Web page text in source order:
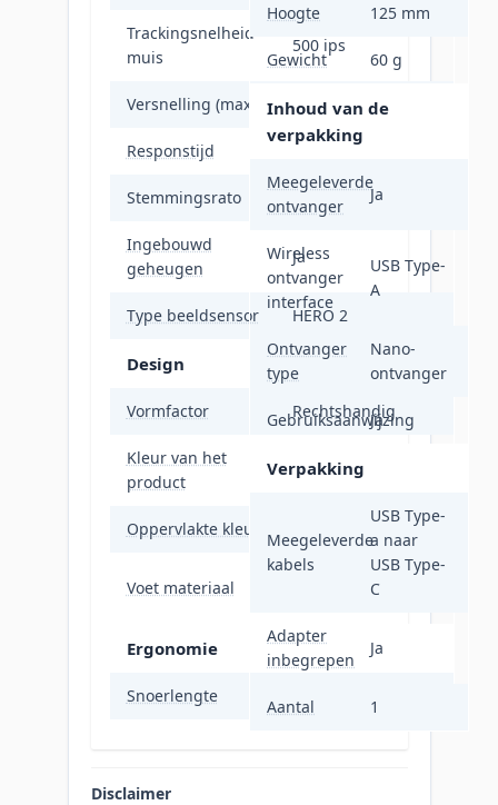
Trackingsnelheid
muis
500 ips
Versnelling (max) 40 G
Responstijd 0,5 ms
Stemmingsrato 2000 Hz
Ingebouwd
geheugen
Ja
Type beeldsensor HERO 2
Design
Vormfactor Rechtshandig
Kleur van het
product
Wit
Oppervlakte kleur Monochromatisch
Voet materiaal
Polytetrafluoroethyleen
Ergonomie
Snoerlengte 1,8 m
Hoogte 125 mm
Gewicht 60 g
Inhoud van de
verpakking
Meegeleverde
ontvanger
Ja
Wireless
ontvanger
interface
USB Type-
A
Ontvanger
type
Nano-
ontvanger
Gebruiksaanwijzing
Ja
Verpakking
Meegeleverde
kabels
USB Type-
a naar
USB Type-
C
Adapter
inbegrepen
Ja
Aantal 1
Disclaimer